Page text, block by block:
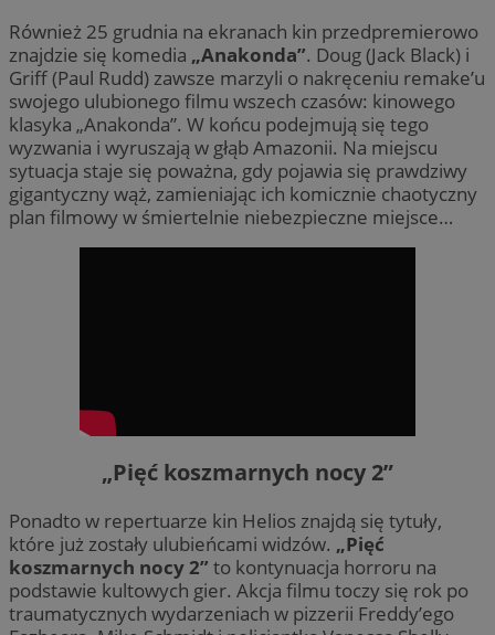
Również 25 grudnia na ekranach kin przedpremierowo
znajdzie się komedia „Anakonda”. Doug (Jack Black) i
Griff (Paul Rudd) zawsze marzyli o nakręceniu remake’u
swojego ulubionego filmu wszech czasów: kinowego
klasyka „Anakonda”. W końcu podejmują się tego
wyzwania i wyruszają w głąb Amazonii. Na miejscu
sytuacja staje się poważna, gdy pojawia się prawdziwy
gigantyczny wąż, zamieniając ich komicznie chaotyczny
plan filmowy w śmiertelnie niebezpieczne miejsce…
„Pięć koszmarnych nocy 2”
Ponadto w repertuarze kin Helios znajdą się tytuły,
które już zostały ulubieńcami widzów. „Pięć
koszmarnych nocy 2” to kontynuacja horroru na
podstawie kultowych gier. Akcja filmu toczy się rok po
traumatycznych wydarzeniach w pizzerii Freddy’ego